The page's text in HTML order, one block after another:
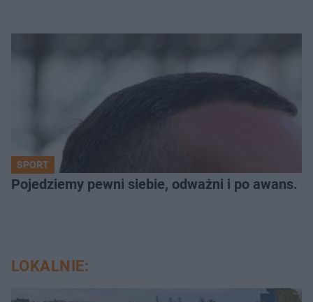
SPORT
Pojedziemy pewni siebie, odważni i po awans.
LOKALNIE: